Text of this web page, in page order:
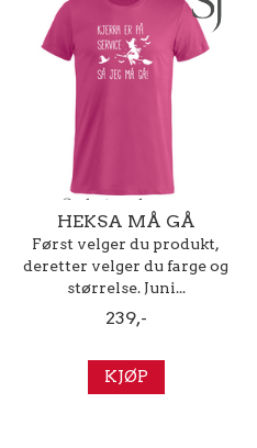
HEKSA MÅ GÅ
Først velger du produkt,
deretter velger du farge og
størrelse. Juni...
239,-
KJØP